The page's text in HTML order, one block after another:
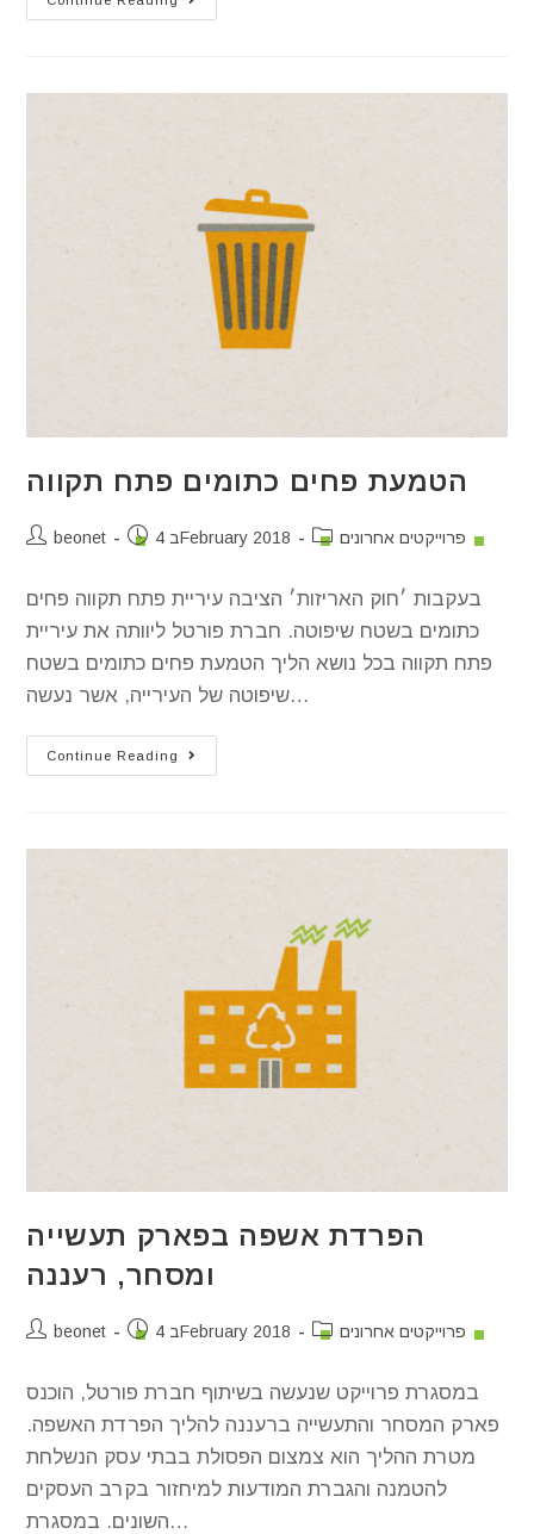
הטמעת פחים כתומים פתח תקווה
beonet 4 בFebruary 2018 פרוייקטים אחרונים
בעקבות ׳חוק האריזות׳ הציבה עיריית פתח תקווה פחים
כתומים בשטח שיפוטה. חברת פורטל ליוותה את עיריית
פתח תקווה בכל נושא הליך הטמעת פחים כתומים בשטח
שיפוטה של העירייה, אשר נעשה…
Continue Reading
הפרדת אשפה בפארק תעשייה
ומסחר, רעננה
beonet 4 בFebruary 2018 פרוייקטים אחרונים
במסגרת פרוייקט שנעשה בשיתוף חברת פורטל, הוכנס
פארק המסחר והתעשייה ברעננה להליך הפרדת האשפה.
מטרת ההליך הוא צמצום הפסולת בבתי עסק הנשלחת
להטמנה והגברת המודעות למיחזור בקרב העסקים
השונים. במסגרת…